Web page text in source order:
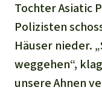
Tochter Asiatic
Polizisten
Häuser nieder.
weggehen“,
unsere Ahnen